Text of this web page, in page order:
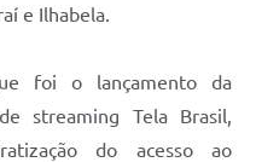
e Ilhabela.
foi o lançamento da
streaming Tela Brasil,
do acesso ao